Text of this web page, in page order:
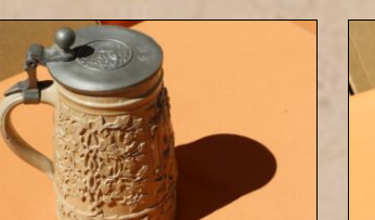
Antiker Holzbierkrug mit
Zinndeckel | Kunst und
Skulpturen